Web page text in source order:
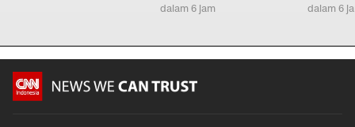
dalam 6 jam dalam 6